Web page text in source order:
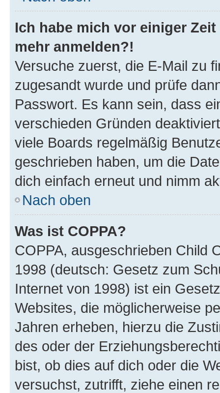
Ich habe mich vor einiger
mehr anmelden?!
Versuche zuerst, die E-Mail zu
zugesandt wurde und prüfe
Passwort. Es kann sein, dass
verschieden Gründen
viele Boards regelmäßig
geschrieben haben, um die
dich einfach erneut und nimm
Nach oben
Was ist COPPA?
COPPA, ausgeschrieben Child
1998 (deutsch: Gesetz zum
Internet von 1998) ist ein
Websites, die möglicherweise
Jahren erheben, hierzu die
des oder der
bist, ob dies auf dich oder die
versuchst, zutrifft, ziehe einen